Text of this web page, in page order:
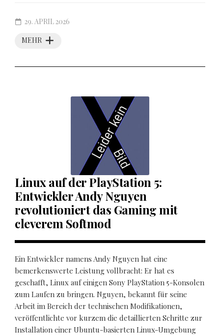
MEHR
29. APRIL 2026
Linux auf der PlayStation 5:
Entwickler Andy Nguyen
revolutioniert das Gaming mit
cleverem Softmod
Ein Entwickler namens Andy Nguyen hat eine
bemerkenswerte Leistung vollbracht: Er hat es
geschafft, Linux auf einigen Sony PlayStation 5-Konsolen
zum Laufen zu bringen. Nguyen, bekannt für seine
Arbeit im Bereich der technischen Modifikationen,
veröffentlichte vor kurzem die detaillierten Schritte zur
Installation einer Ubuntu-basierten Linux-Umgebung